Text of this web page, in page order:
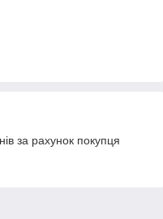
за рахунок покупця